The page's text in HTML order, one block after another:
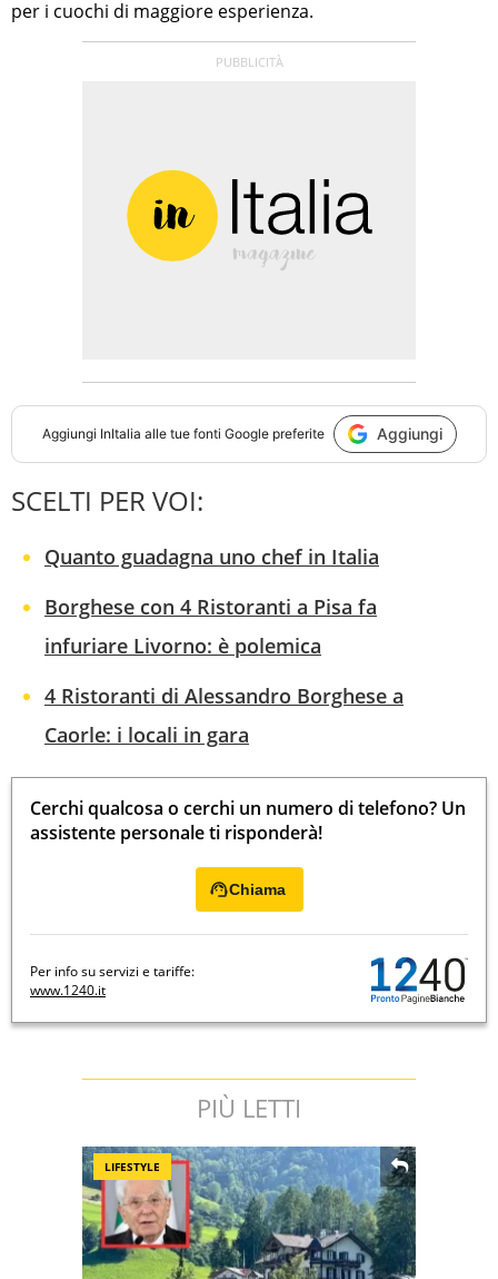
per i cuochi di maggiore esperienza.
Aggiungi InItalia alle tue fonti Google preferite Aggiungi
SCELTI PER VOI:
Quanto guadagna uno chef in Italia
Borghese con 4 Ristoranti a Pisa fa
infuriare Livorno: è polemica
4 Ristoranti di Alessandro Borghese a
Caorle: i locali in gara
Cerchi qualcosa o cerchi un numero di telefono? Un
assistente personale ti risponderà!
Chiama
Per info su servizi e tariffe:
www.1240.it
PIÙ LETTI
LIFESTYLE